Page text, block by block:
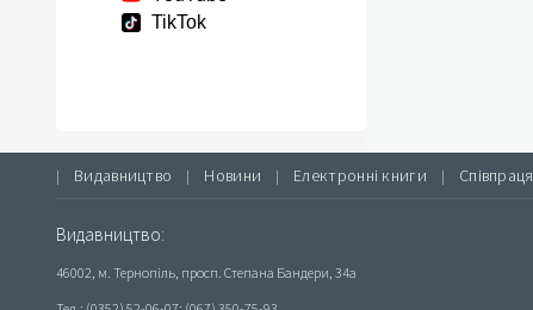
TikTok
| Видавництво | Новини | Електронні книги | Співпраця
Видавництво:
46002, м. Тернопіль, просп. Степана Бандери, 34а